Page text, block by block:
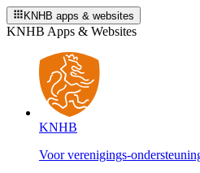
KNHB apps & websites
KNHB Apps & Websites
KNHB
Voor verenigings-